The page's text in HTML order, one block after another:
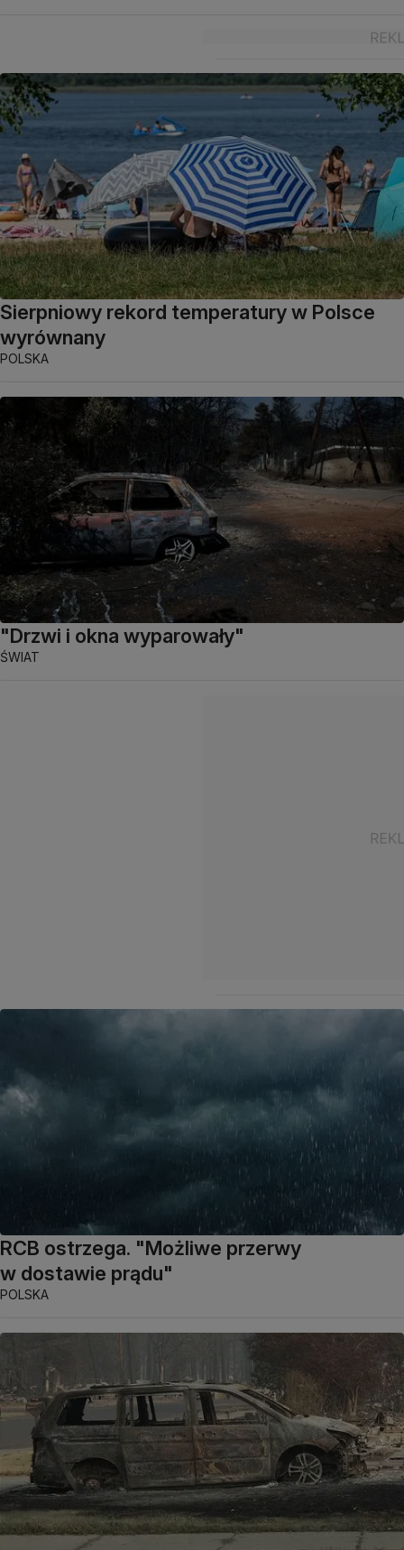
Sierpniowy rekord temperatury w Polsce
wyrównany
POLSKA
"Drzwi i okna wyparowały"
ŚWIAT
RCB ostrzega. "Możliwe przerwy
w dostawie prądu"
POLSKA